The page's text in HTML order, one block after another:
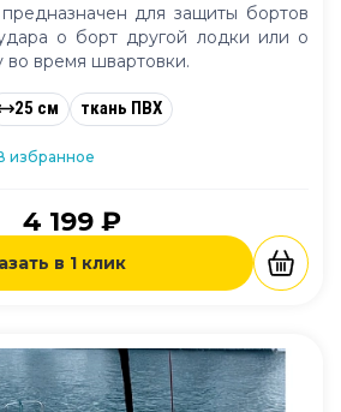
для защиты бортов
о борт другой лодки или о
во время швартовки.
25 см ткань ПВХ
избранное
4 199 ₽
в 1 клик